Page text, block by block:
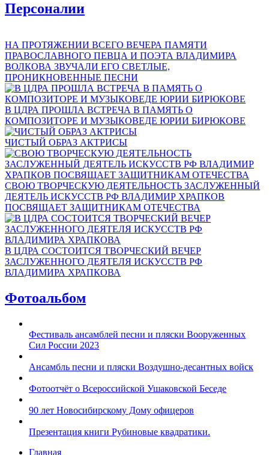
Персоналии
НА ПРОТЯЖЕНИИ ВСЕГО ВЕЧЕРА ПАМЯТИ
ПРАВОСЛАВНОГО ПЕВЦА И ПОЭТА ВЛАДИМИРА
ВОЛКОВА ЗВУЧАЛИ ЕГО СВЕТЛЫЕ,
ПРОНИКНОВЕННЫЕ ПЕСНИ
В ЦДРА ПРОШЛА ВСТРЕЧА В ПАМЯТЬ О
КОМПОЗИТОРЕ И МУЗЫКОВЕДЕ ЮРИИ БИРЮКОВЕ
ЧИСТЫЙ ОБРАЗ АКТРИСЫ
СВОЮ ТВОРЧЕСКУЮ ДЕЯТЕЛЬНОСТЬ ЗАСЛУЖЕННЫЙ
ДЕЯТЕЛЬ ИСКУССТВ РФ ВЛАДИМИР ХРАПКОВ
ПОСВЯЩАЕТ ЗАЩИТНИКАМ ОТЕЧЕСТВА
В ЦДРА СОСТОИТСЯ ТВОРЧЕСКИЙ ВЕЧЕР
ЗАСЛУЖЕННОГО ДЕЯТЕЛЯ ИСКУССТВ РФ
ВЛАДИМИРА ХРАПКОВА
Фотоальбом
Фестиваль ансамблей песни и пляски Вооруженных
Сил России 2023
Ансамбль песни и пляски Воздушно-десантных войск
Фотоотчёт о Всероссийской Ушаковской Беседе
90 лет Новосибирскому Дому офицеров
Презентация книги Рубиновые квадратики.
Главная